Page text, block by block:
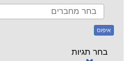
איפוס
בחר תגיות